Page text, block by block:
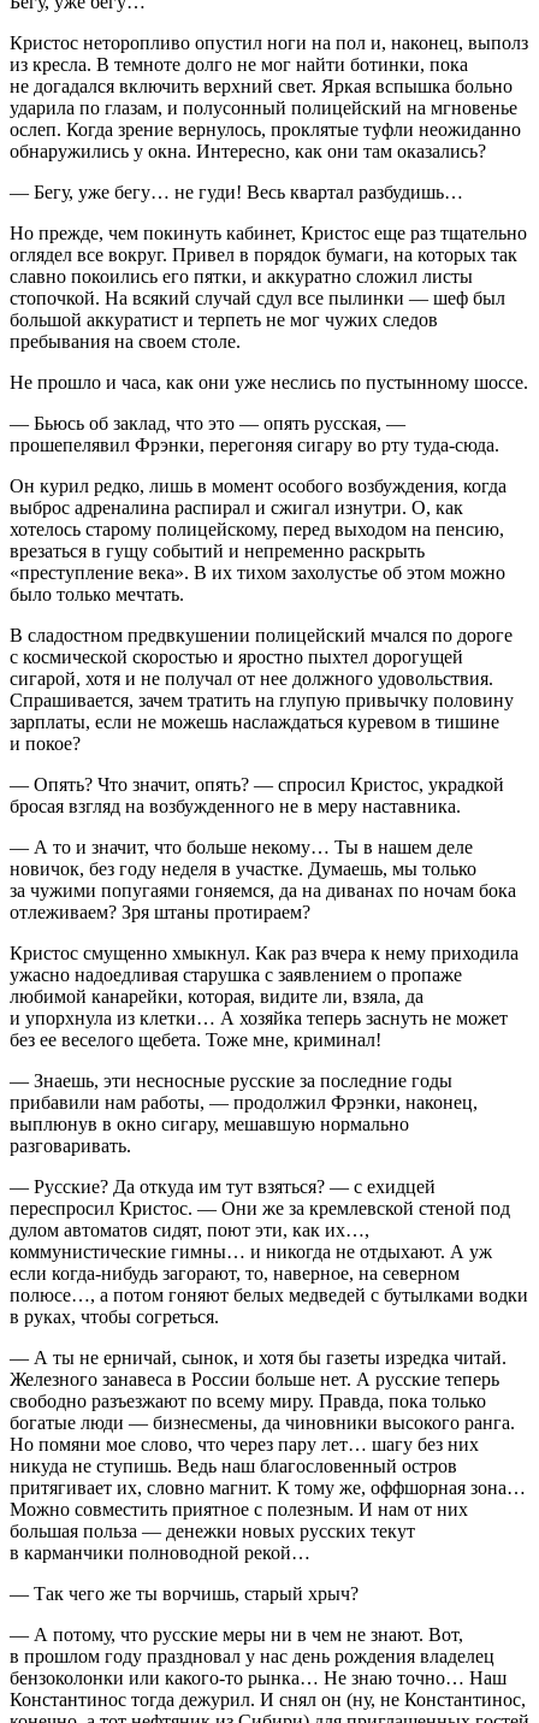
Кристос неторопливо опустил ноги на пол и, наконец, выполз
из кресла. В темноте долго не мог найти ботинки, пока
не догадался включить верхний свет. Яркая вспышка больно
ударила по глазам, и полусонный полицейский на мгновенье
ослеп. Когда зрение вернулось, проклятые туфли неожиданно
обнаружились у окна. Интересно, как они там оказались?
— Бегу, уже бегу… не гуди! Весь квартал разбудишь…
Но прежде, чем покинуть кабинет, Кристос еще раз тщательно
оглядел все вокруг. Привел в порядок бумаги, на которых так
славно покоились его пятки, и аккуратно сложил листы
стопочкой. На всякий случай сдул все пылинки — шеф был
большой аккуратист и терпеть не мог чужих следов
пребывания на своем столе.
Не прошло и часа, как они уже неслись по пустынному шоссе.
— Бьюсь об заклад, что это — опять русская, —
прошепелявил Фрэнки, перегоняя сигару во рту туда-сюда.
Он курил редко, лишь в момент особого возбуждения, когда
выброс адреналина распирал и сжигал изнутри. О, как
хотелось старому полицейскому, перед выходом на пенсию,
врезаться в гущу событий и непременно раскрыть
«преступление века». В их тихом захолустье об этом можно
было только мечтать.
В сладостном предвкушении полицейский мчался по дороге
с космической скоростью и яростно пыхтел дорогущей
сигарой, хотя и не получал от нее должного удовольствия.
Спрашивается, зачем тратить на глупую привычку половину
зарплаты, если не можешь наслаждаться куревом в тишине
и покое?
— Опять? Что значит, опять? — спросил Кристос, украдкой
бросая взгляд на возбужденного не в меру наставника.
— А то и значит, что больше некому… Ты в нашем деле
новичок, без году неделя в участке. Думаешь, мы только
за чужими попугаями гоняемся, да на диванах по ночам бока
отлеживаем? Зря штаны протираем?
Кристос смущенно хмыкнул. Как раз вчера к нему приходила
ужасно надоедливая старушка с заявлением о пропаже
любимой канарейки, которая, видите ли, взяла, да
и упорхнула из клетки… А хозяйка теперь заснуть не может
без ее веселого щебета. Тоже мне, криминал!
— Знаешь, эти несносные русские за последние годы
прибавили нам работы, — продолжил Фрэнки, наконец,
выплюнув в окно сигару, мешавшую нормально
разговаривать.
— Русские? Да откуда им тут взяться? — с ехидцей
переспросил Кристос. — Они же за кремлевской стеной под
дулом автоматов сидят, поют эти, как их…,
коммунистические гимны… и никогда не отдыхают. А уж
если когда-нибудь загорают, то, наверное, на северном
полюсе…, а потом гоняют белых медведей с бутылками водки
в руках, чтобы согреться.
— А ты не ерничай, сынок, и хотя бы газеты изредка читай.
Железного занавеса в России больше нет. А русские теперь
свободно разъезжают по всему миру. Правда, пока только
богатые люди — бизнесмены, да чиновники высокого ранга.
Но помяни мое слово, что через пару лет… шагу без них
никуда не ступишь. Ведь наш благословенный остров
притягивает их, словно магнит. К тому же, оффшорная зона…
Можно совместить приятное с полезным. И нам от них
большая польза — денежки новых русских текут
в карманчики полноводной рекой…
— Так чего же ты ворчишь, старый хрыч?
— А потому, что русские меры ни в чем не знают. Вот,
в прошлом году праздновал у нас день рождения владелец
бензоколонки или какого-то рынка… Не знаю точно… Наш
Константинос тогда дежурил. И снял он (ну, не Константинос,